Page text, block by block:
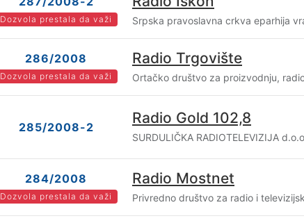
Dozvola prestala da važi Srpska pravoslavna crkva eparhija
286/2008
Dozvola prestala da važi
Radio Trgovište
Ortačko društvo za proizvodnju,
285/2008-2
Radio Gold 102,8
SURDULIČKA RADIOTELEVIZIJA
284/2008
Dozvola prestala da važi
Radio Mostnet
Privredno društvo za radio i